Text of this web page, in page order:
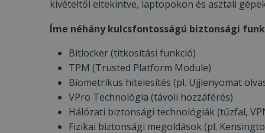
kivételtől eltekintve, laptopokon és asztali
Íme néhány kulcsfontosságú biztonsági
Bitlocker (titkosítási funkció)
TPM (Trusted Platform Module)
Biometrikus hitelesítés (pl. Ujjlenyomat
VPro Technológia (távoli hozzáférés)
Hálózati biztonsági technológiák (tűzfal,
Fizikai biztonsági megoldások (pl.
Név
_ga
MUID
prism_612475886
__Secure-
ttcsid
frb2023